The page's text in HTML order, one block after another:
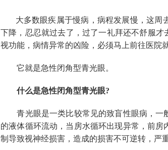
大多数眼疾属于慢病，病程发展慢，这周
下降，忍忍就过去了，过了一礼拜还不舒服
视功能，病情异常的凶险，必须马上前往医院
它就是急性闭角型青光眼。
什么是急性闭角型青光眼?
青光眼是一类比较常见的致盲性眼病，一
的液体循环流动，当房水循环出现异常，前
制导致视神经损害，造成的损害不可逆转，严